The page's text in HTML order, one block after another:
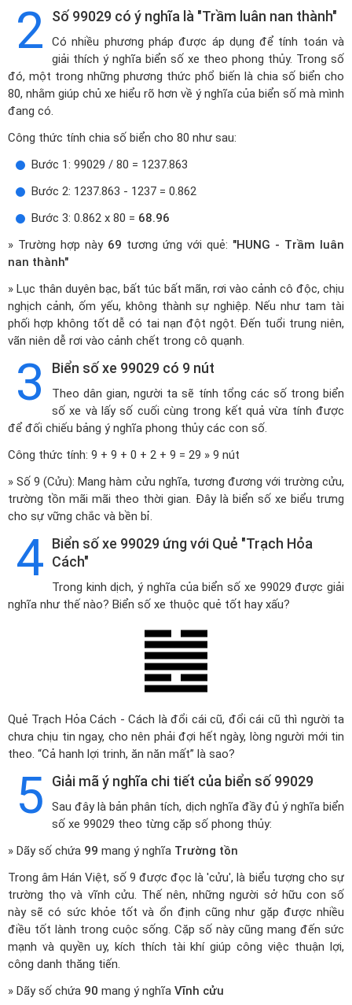
2 Số 99029 có ý nghĩa là "Trầm luân nan thành"
Có nhiều phương pháp được áp dụng để tính toán và
giải thích ý nghĩa biển số xe theo phong thủy. Trong số
đó, một trong những phương thức phổ biến là chia số biển cho
80, nhằm giúp chủ xe hiểu rõ hơn về ý nghĩa của biển số mà mình
đang có.
Công thức tính chia số biển cho 80 như sau:
Bước 1: 99029 / 80 = 1237.863
Bước 2: 1237.863 - 1237 = 0.862
Bước 3: 0.862 x 80 = 68.96
» Trường hợp này 69 tương ứng với quẻ: "HUNG - Trầm luân
nan thành"
» Lục thân duyên bạc, bất túc bất mãn, rơi vào cảnh cô độc, chịu
nghịch cảnh, ốm yếu, không thành sự nghiệp. Nếu như tam tài
phối hợp không tốt dễ có tai nạn đột ngột. Đến tuổi trung niên,
vãn niên dễ rơi vào cảnh chết trong cô quạnh.
3 Biển số xe 99029 có 9 nút
Theo dân gian, người ta sẽ tính tổng các số trong biển
số xe và lấy số cuối cùng trong kết quả vừa tính được
để đối chiếu bảng ý nghĩa phong thủy các con số.
Công thức tính: 9 + 9 + 0 + 2 + 9 = 29 » 9 nút
» Số 9 (Cửu): Mang hàm cửu nghĩa, tương đương với trường cửu,
trường tồn mãi mãi theo thời gian. Đây là biển số xe biểu trưng
cho sự vững chắc và bền bỉ.
4 Biển số xe 99029 ứng với Quẻ "Trạch Hỏa
Cách"
Trong kinh dịch, ý nghĩa của biển số xe 99029 được giải
nghĩa như thế nào? Biển số xe thuộc quẻ tốt hay xấu?
Quẻ Trạch Hỏa Cách - Cách là đổi cái cũ, đổi cái cũ thì người ta
chưa chịu tin ngay, cho nên phải đợi hết ngày, lòng người mới tin
theo. “Cả hanh lợi trinh, ăn năn mất” là sao?
5 Giải mã ý nghĩa chi tiết của biển số 99029
Sau đây là bản phân tích, dịch nghĩa đầy đủ ý nghĩa biển
số xe 99029 theo từng cặp số phong thủy:
» Dãy số chứa 99 mang ý nghĩa Trường tồn
Trong âm Hán Việt, số 9 được đọc là 'cửu', là biểu tượng cho sự
trường thọ và vĩnh cửu. Thế nên, những người sở hữu con số
này sẽ có sức khỏe tốt và ổn định cũng như gặp được nhiều
điều tốt lành trong cuộc sống. Cặp số này cũng mang đến sức
mạnh và quyền uy, kích thích tài khí giúp công việc thuận lợi,
công danh thăng tiến.
» Dãy số chứa 90 mang ý nghĩa Vĩnh cửu